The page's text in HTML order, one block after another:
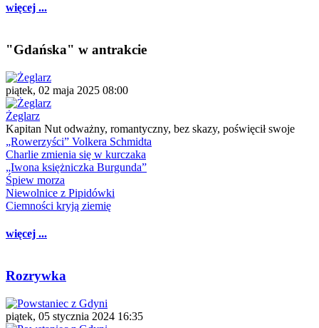
więcej ...
"Gdańska" w antrakcie
piątek, 02 maja 2025 08:00
Żeglarz
Kapitan Nut odważny, romantyczny, bez skazy, poświęcił swoje
„Rowerzyści” Volkera Schmidta
Charlie zmienia się w kurczaka
„Iwona księżniczka Burgunda”
Śpiew morza
Niewolnice z Pipidówki
Ciemności kryją ziemię
więcej ...
Rozrywka
piątek, 05 stycznia 2024 16:35